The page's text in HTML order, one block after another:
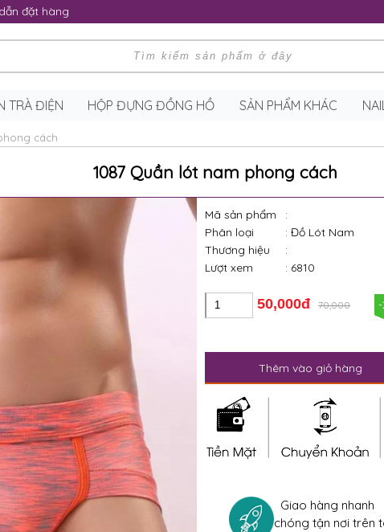
đặt hàng
TRÀ ĐIỆN HỘP ĐỰNG ĐỒNG HỒ SẢN PHẨM KHÁC
cách
1087 Quần lót nam phong cách
Mã sản phẩm
:
Phân loại
: Đồ Lót Nam
Thương hiệu
:
Lượt xem
: 6810
50,000đ 70,000
Thêm vào giỏ hàng
Giao hàng nhanh
chóng tận nơi trên